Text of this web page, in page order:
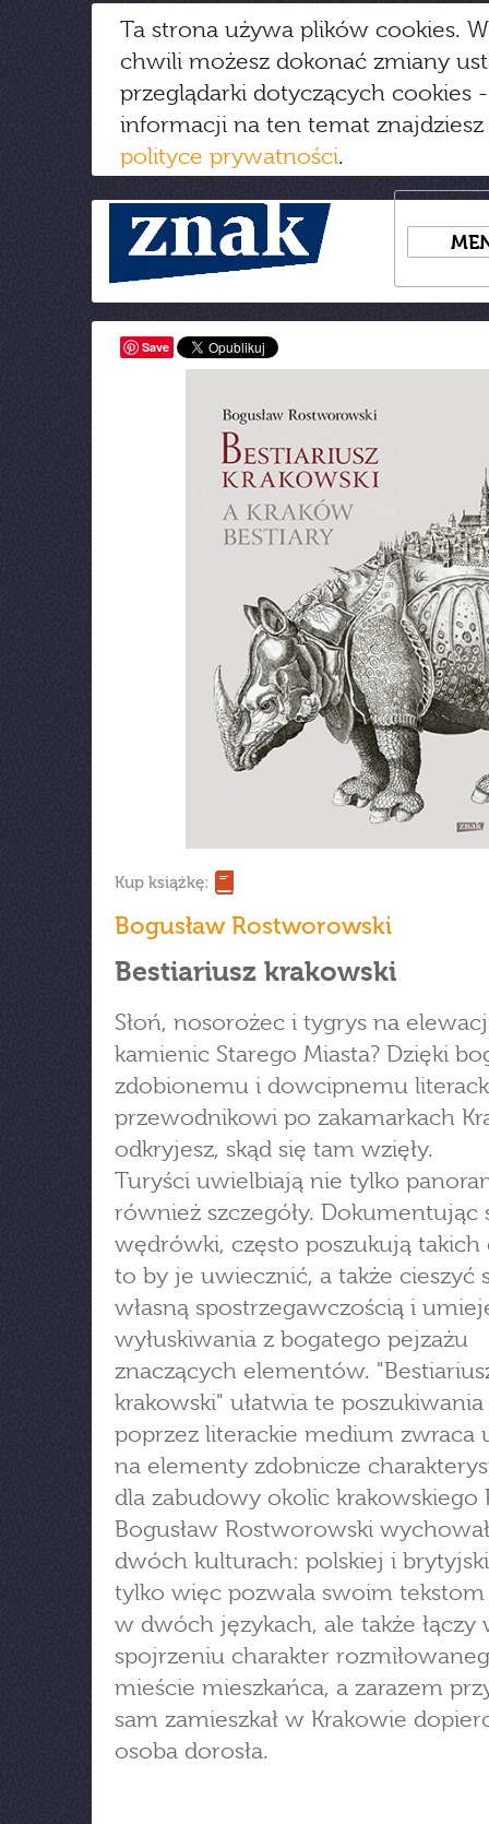
Ta strona używa plików cookies.
chwili możesz dokonać zmiany
przeglądarki dotyczących cookies
informacji na ten temat
polityce prywatności.
Save
Kup książkę:
Bogusław Rostworowski
Bestiariusz krakowski
Słoń, nosorożec i tygrys na
kamienic Starego Miasta? Dzięki
zdobionemu i dowcipnemu
przewodnikowi po zakamarkach
odkryjesz, skąd się tam wzięły.
Turyści uwielbiają nie tylko
również szczegóły. Dokumentując
wędrówki, często poszukują takich
to by je uwiecznić, a także cieszyć
własną spostrzegawczością i
wyłuskiwania z bogatego pejzażu
znaczących elementów.
krakowski" ułatwia te poszukiwania
poprzez literackie medium zwraca
na elementy zdobnicze
dla zabudowy okolic krakowskiego
Bogusław Rostworowski
dwóch kulturach: polskiej i
tylko więc pozwala swoim tekstom
w dwóch językach, ale także łączy
spojrzeniu charakter
mieście mieszkańca, a zarazem
sam zamieszkał w Krakowie
osoba dorosła.